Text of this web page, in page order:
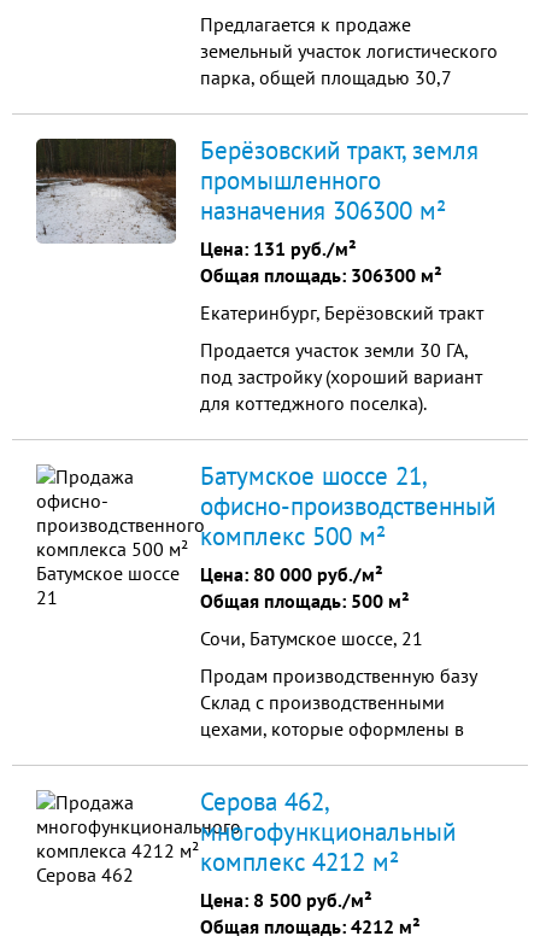
Предлагается к продаже
земельный участок логистического
парка, общей площадью 30,7
федеральной автомобильной
дороги М5 Урал): перспективный
проект, нацеленный на
комплексное освоение и развитие
территории, предназначенной для
размещения Объекто...
Берёзовский тракт, земля
промышленного
назначения 306300 м²
Цена: 131 руб./м²
Общая площадь: 306300 м²
Екатеринбург, Берёзовский тракт
Продается участок земли 30 ГА,
под застройку (хороший вариант
для коттеджного поселка).
планам - тут будет школа, детский
сад, магазины и т.д. Все
коммуникация и подключения так
же согласованы. Сюда удобно
добираться как на общественном
транспорте...
Батумское шоссе 21,
офисно-производственный
комплекс 500 м²
Цена: 80 000 руб./м²
Общая площадь: 500 м²
Сочи, Батумское шоссе, 21
Продам производственную базу
Склад с производственными
цехами, которые оформлены в
сотки в аренде на 49 лет с 2005
года, используется по назначению,
расположен в п. Дагомыс, г. Сочи.
Вода., 35 кВт, канализация.База
огорожена, находится в рабочем
Серова 462,
многофункциональный
комплекс 4212 м²
Цена: 8 500 руб./м²
Общая площадь: 4212 м²